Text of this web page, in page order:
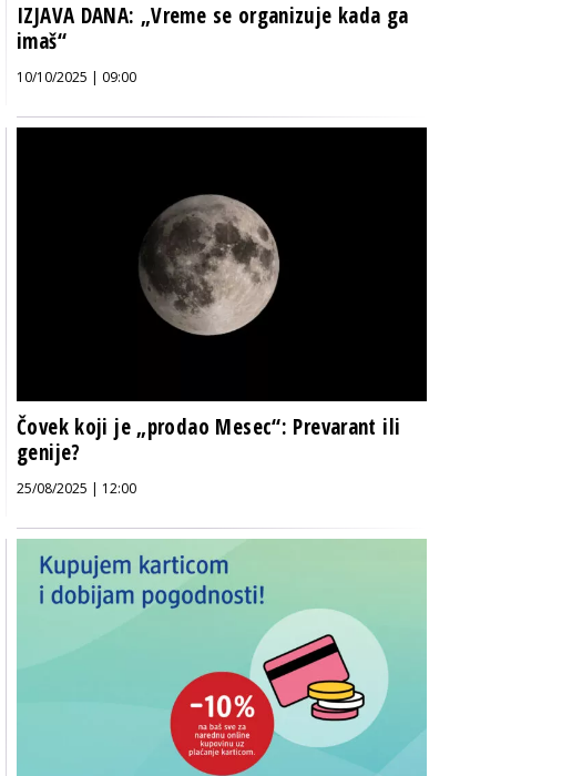
IZJAVA DANA: „Vreme se organizuje kada ga
imaš“
10/10/2025 | 09:00
Čovek koji je „prodao Mesec“: Prevarant ili
genije?
25/08/2025 | 12:00